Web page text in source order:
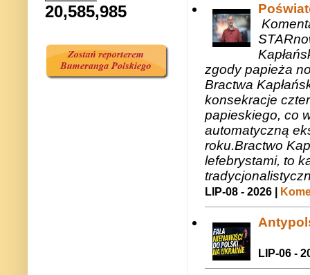
zgody papieża
Bractwa
konsekracje
papieskiego, co
automatyczną
roku.Bractwo
lefebrystami, to
LIP-08 - 2026 |
LIP-06 -
20,585,985